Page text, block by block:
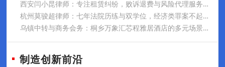
西安闫小昆律师：专注租赁纠纷，败诉退费与风险代理服务解析
杭州莫骏超律师：七年法院历练与双学位，经济类罪案不起诉与缓刑实践
乌镇中转与商务会务：桐乡万象汇芯程雅居酒店的多元场景服务
制造创新前沿